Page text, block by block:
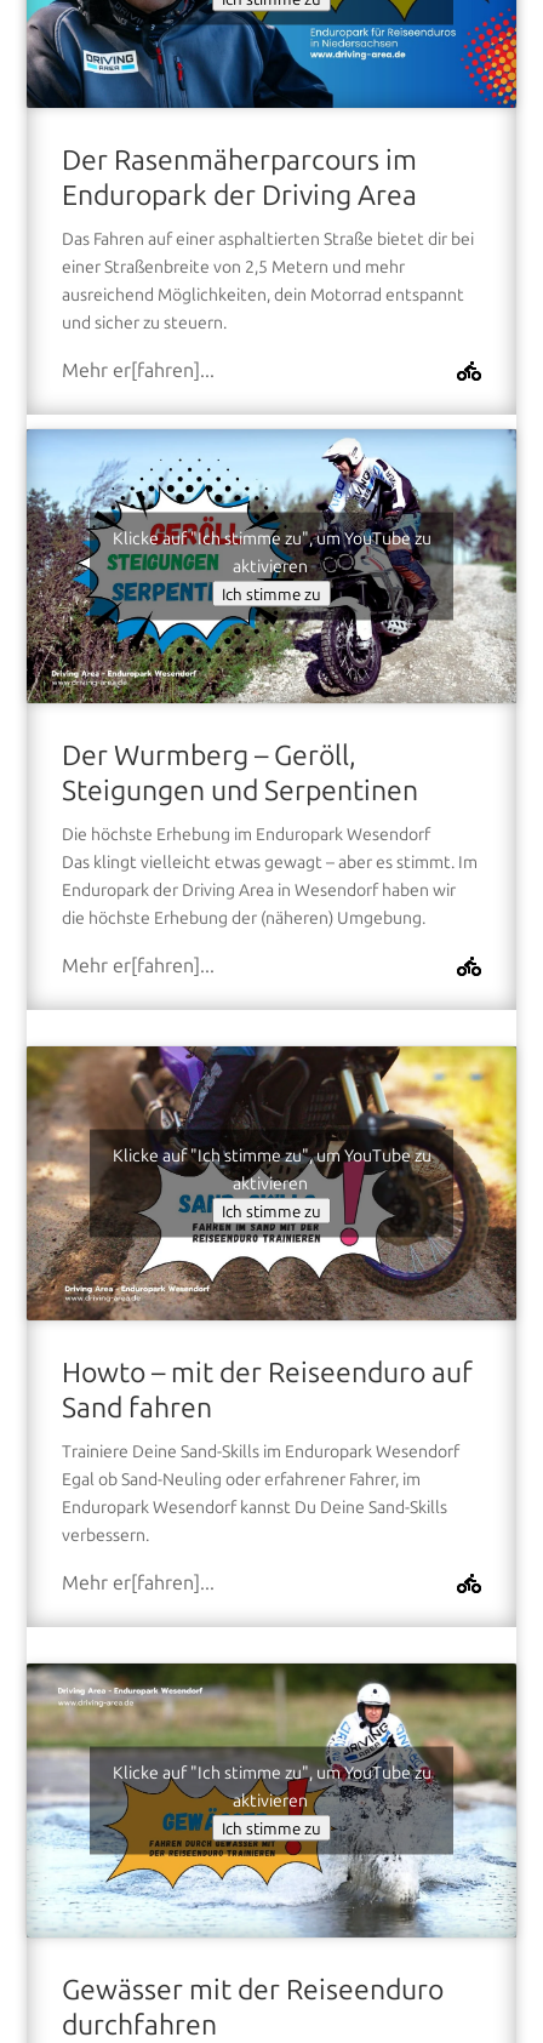
Der Rasenmäherparcours im
Enduropark der Driving Area
Das Fahren auf einer asphaltierten Straße bietet dir bei
einer Straßenbreite von 2,5 Metern und mehr
ausreichend Möglichkeiten, dein Motorrad entspannt
und sicher zu steuern.
Mehr er[fahren]...
Klicke auf "Ich stimme zu", um YouTube zu
aktivieren
Ich stimme zu
Der Wurmberg – Geröll,
Steigungen und Serpentinen
Die höchste Erhebung im Enduropark Wesendorf
Das klingt vielleicht etwas gewagt – aber es stimmt. Im
Enduropark der Driving Area in Wesendorf haben wir
die höchste Erhebung der (näheren) Umgebung.
Mehr er[fahren]...
Klicke auf "Ich stimme zu", um YouTube zu
aktivieren
Ich stimme zu
Howto – mit der Reiseenduro auf
Sand fahren
Trainiere Deine Sand-Skills im Enduropark Wesendorf
Egal ob Sand-Neuling oder erfahrener Fahrer, im
Enduropark Wesendorf kannst Du Deine Sand-Skills
verbessern.
Mehr er[fahren]...
Klicke auf "Ich stimme zu", um YouTube zu
aktivieren
Ich stimme zu
Gewässer mit der Reiseenduro
durchfahren